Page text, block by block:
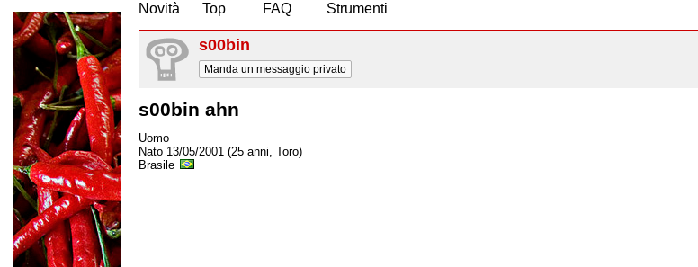
Novità
Top
FAQ
Strumenti
s00bin
Manda un messaggio privato
s00bin ahn
Uomo
Nato 13/05/2001 (25 anni, Toro)
Brasile